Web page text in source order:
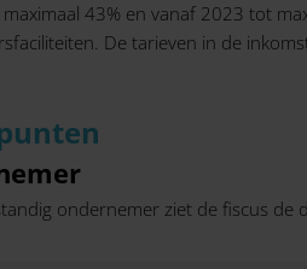
43% en vanaf 2023 tot
De tarieven in de
ondernemer ziet de fiscus de